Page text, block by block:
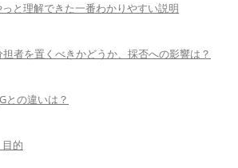
と理解できた一番わかりやすい説明
者を置くべきかどうか、採否への影響は？
との違いは？
目的